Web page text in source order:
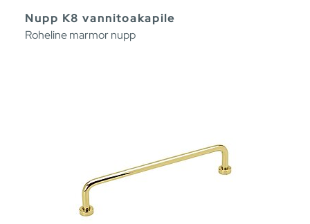
Nupp K8 vannitoakapile
Roheline marmor nupp